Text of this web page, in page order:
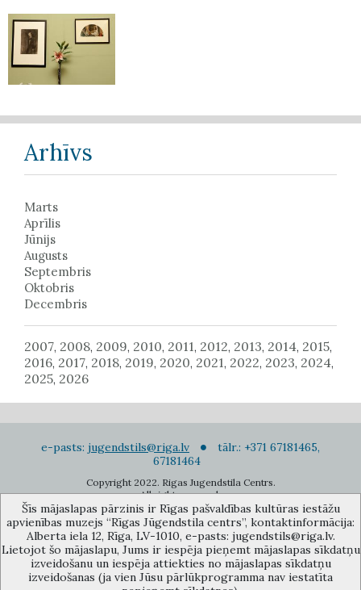
Arhīvs
Marts
Aprīlis
Jūnijs
Augusts
Septembris
Oktobris
Decembris
2007, 2008, 2009, 2010, 2011, 2012, 2013, 2014, 2015,
2016, 2017, 2018, 2019, 2020, 2021, 2022, 2023, 2024,
2025, 2026
e-pasts: jugendstils@riga.lv
tālr.: +371 67181465,
67181464
Copyright 2022. Rigas Jugendstila Centrs.
All right reserved.
Pierakstīties jaunumiem
Šīs mājaslapas pārzinis ir Rīgas pašvaldības kultūras iestāžu
apvienības muzejs “Rīgas Jūgendstila centrs”, kontaktinformācija:
Alberta iela 12, Rīga, LV-1010, e-pasts: jugendstils@riga.lv.
Lietojot šo mājaslapu, Jums ir iespēja pieņemt mājaslapas sīkdatņu
izveidošanu un iespēja attiekties no mājaslapas sīkdatņu
izveidošanas (ja vien Jūsu pārlūkprogramma nav iestatīta